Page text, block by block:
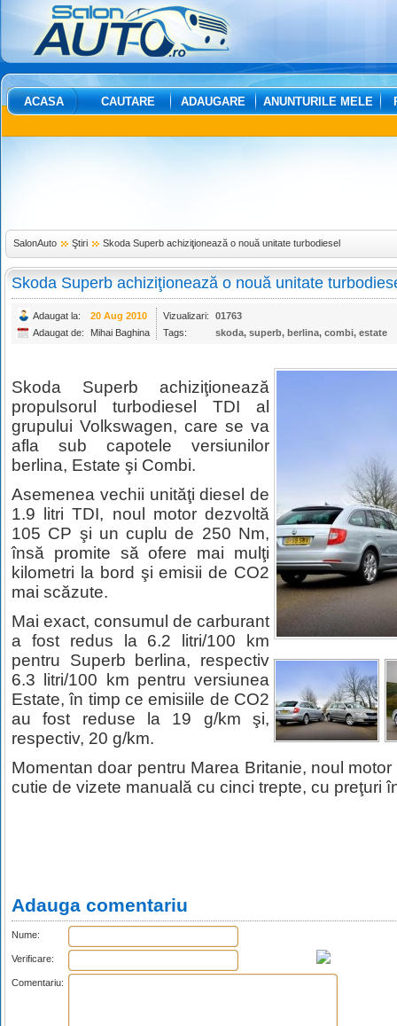
ACASA CAUTARE ADAUGARE ANUNTURILE MELE
SalonAuto Ştiri Skoda Superb achiziţionează o nouă unitate turbodiesel
Skoda Superb achiziţionează o nouă unitate
Adaugat la: 20 Aug 2010 Vizualizari:
01763
Adaugat de:
Mihai Baghina Tags: skoda, superb, berlina, combi, estate
Skoda Superb achiziţionează
propulsorul turbodiesel TDI al
grupului Volkswagen, care se va
afla sub capotele versiunilor
berlina, Estate şi Combi.
Asemenea vechii unităţi diesel de
1.9 litri TDI, noul motor dezvoltă
105 CP şi un cuplu de 250 Nm,
însă promite să ofere mai mulţi
kilometri la bord şi emisii de CO2
mai scăzute.
Mai exact, consumul de carburant
a fost redus la 6.2 litri/100 km
pentru Superb berlina, respectiv
6.3 litri/100 km pentru versiunea
Estate, în timp ce emisiile de CO2
au fost reduse la 19 g/km şi,
respectiv, 20 g/km.
Momentan doar pentru Marea Britanie, noul
cutie de vizete manuală cu cinci trepte, cu preţuri
Adauga comentariu
Nume:
Verificare:
Comentariu: